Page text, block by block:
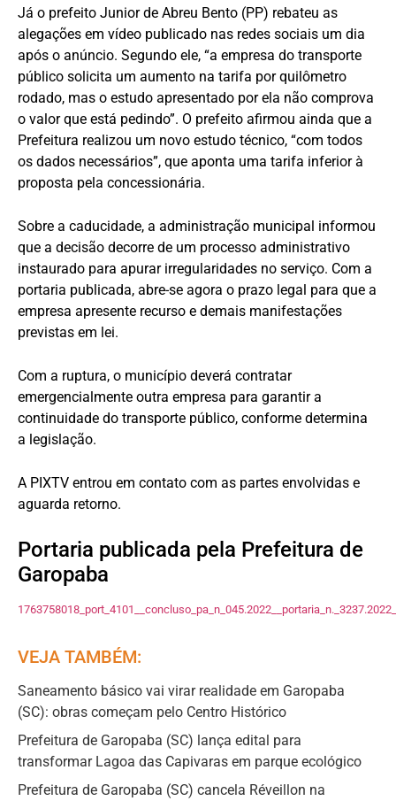
Já o prefeito Junior de Abreu Bento (PP) rebateu as
alegações em vídeo publicado nas redes sociais um dia
após o anúncio. Segundo ele, “a empresa do transporte
público solicita um aumento na tarifa por quilômetro
rodado, mas o estudo apresentado por ela não comprova
o valor que está pedindo”. O prefeito afirmou ainda que a
Prefeitura realizou um novo estudo técnico, “com todos
os dados necessários”, que aponta uma tarifa inferior à
proposta pela concessionária.
Sobre a caducidade, a administração municipal informou
que a decisão decorre de um processo administrativo
instaurado para apurar irregularidades no serviço. Com a
portaria publicada, abre-se agora o prazo legal para que a
empresa apresente recurso e demais manifestações
previstas em lei.
Com a ruptura, o município deverá contratar
emergencialmente outra empresa para garantir a
continuidade do transporte público, conforme determina
a legislação.
A PIXTV entrou em contato com as partes envolvidas e
aguarda retorno.
Portaria publicada pela Prefeitura de
Garopaba
VEJA TAMBÉM:
Saneamento básico vai virar realidade em Garopaba
(SC): obras começam pelo Centro Histórico
Prefeitura de Garopaba (SC) lança edital para
transformar Lagoa das Capivaras em parque ecológico
Prefeitura de Garopaba (SC) cancela Réveillon na